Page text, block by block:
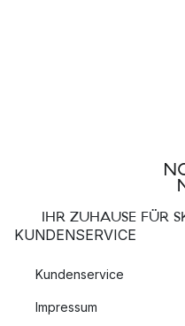
IHR ZUHAUSE FÜR
KUNDENSERVICE
Kundenservice
Impressum